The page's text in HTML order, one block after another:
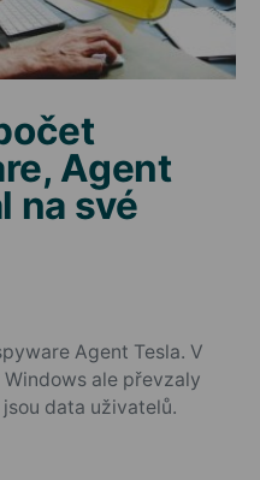
Agent
na své
Agent Tesla. V
ale převzaly
data uživatelů.